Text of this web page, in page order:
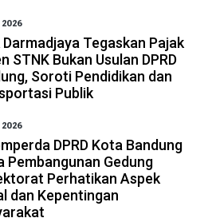
Darmadjaya Tegaskan Pajak
STNK Bukan Usulan DPRD
Soroti Pendidikan dan
Publik
DPRD Kota Bandung
Pembangunan Gedung
Perhatikan Aspek
dan Kepentingan